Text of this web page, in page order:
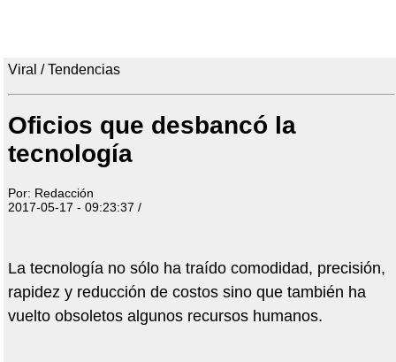
Viral / Tendencias
Oficios que desbancó la
tecnología
Por: Redacción
2017-05-17 - 09:23:37 /
La tecnología no sólo ha traído comodidad, precisión,
rapidez y reducción de costos sino que también ha
vuelto obsoletos algunos recursos humanos.